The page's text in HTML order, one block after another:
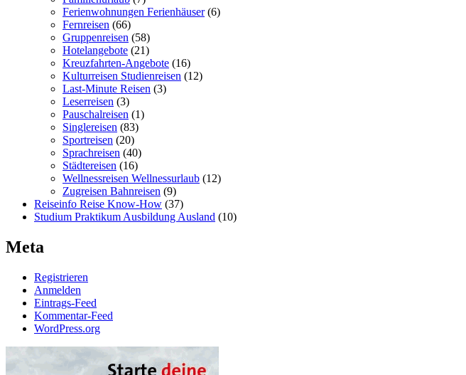
Ferienwohnungen Ferienhäuser(6)
Fernreisen (66)
Gruppenreisen (58)
Hotelangebote (21)
Kreuzfahrten-Angebote (16)
Kulturreisen Studienreisen (12)
Last-Minute Reisen (3)
Leserreisen (3)
Pauschalreisen (1)
Singlereisen (83)
Sportreisen (20)
Sprachreisen (40)
Städtereisen (16)
Wellnessreisen Wellnessurlaub (12)
Zugreisen Bahnreisen (9)
Reiseinfo Reise Know-How (37)
Studium Praktikum Ausbildung Ausland (10)
Meta
Registrieren
Anmelden
Eintrags-Feed
Kommentar-Feed
WordPress.org